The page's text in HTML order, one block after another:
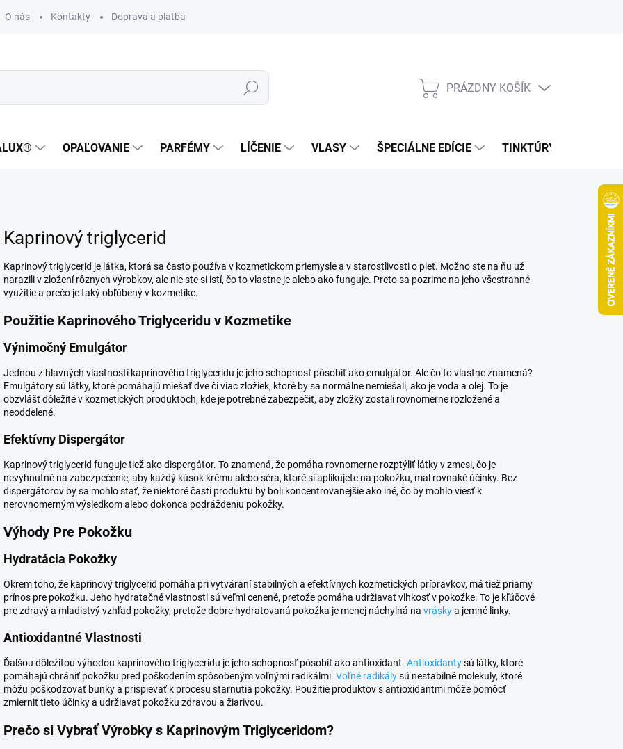
O nás Kontakty Doprava a platba
Hľadať
NÁKUPNÝ
PRÁZDNY KOŠÍK
OPAĽOVANIE PARFÉMY LÍČENIE VLASY ŠPECIÁLNE EDÍCIE TINKTÚRY
Kaprinový triglycerid
Kaprinový triglycerid je látka, ktorá sa často používa v kozmetickom priemysle a v starostlivosti o pleť. Možno ste na ňu už
narazili v zložení rôznych výrobkov, ale nie ste si istí, čo to vlastne je alebo ako funguje. Preto sa pozrime na jeho všestranné
využitie a prečo je taký obľúbený v kozmetike.
Použitie Kaprinového Triglyceridu v Kozmetike
Výnimočný Emulgátor
Jednou z hlavných vlastností kaprinového triglyceridu je jeho schopnosť pôsobiť ako emulgátor. Ale čo to vlastne znamená?
Emulgátory sú látky, ktoré pomáhajú miešať dve či viac zložiek, ktoré by sa normálne nemiešali, ako je voda a olej. To je
obzvlášť dôležité v kozmetických produktoch, kde je potrebné zabezpečiť, aby zložky zostali rovnomerne rozložené a
neoddelené.
Efektívny Dispergátor
Kaprinový triglycerid funguje tiež ako dispergátor. To znamená, že pomáha rovnomerne rozptýliť látky v zmesi, čo je
nevyhnutné na zabezpečenie, aby každý kúsok krému alebo séra, ktoré si aplikujete na pokožku, mal rovnaké účinky. Bez
dispergátorov by sa mohlo stať, že niektoré časti produktu by boli koncentrovanejšie ako iné, čo by mohlo viesť k
nerovnomerným výsledkom alebo dokonca podráždeniu pokožky.
Výhody Pre Pokožku
Hydratácia Pokožky
Okrem toho, že kaprinový triglycerid pomáha pri vytváraní stabilných a efektívnych kozmetických prípravkov, má tiež priamy
prínos pre pokožku. Jeho hydratačné vlastnosti sú veľmi cenené, pretože pomáha udržiavať vlhkosť v pokožke. To je kľúčové
pre zdravý a mladistvý vzhľad pokožky, pretože dobre hydratovaná pokožka je menej náchylná na vráskya jemné linky.
Antioxidantné Vlastnosti
Ďalšou dôležitou výhodou kaprinového triglyceridu je jeho schopnosť pôsobiť ako antioxidant. Antioxidantysú látky, ktoré
pomáhajú chrániť pokožku pred poškodením spôsobeným voľnými radikálmi. Voľné radikálysú nestabilné molekuly, ktoré
môžu poškodzovať bunky a prispievať k procesu starnutia pokožky. Použitie produktov s antioxidantmi môže pomôcť
zmierniť tieto účinky a udržiavať pokožku zdravou a žiarivou.
Prečo si Vybrať Výrobky s Kaprinovým Triglyceridom?